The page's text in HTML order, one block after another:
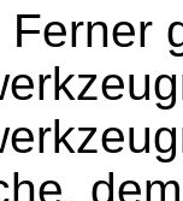
Ferner